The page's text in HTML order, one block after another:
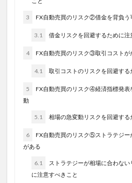
3 FX自動売買のリスク②借金を背負う
3.1 借金リスクを回避するために注
4 FX自動売買のリスク③取引コストが
4.1 取引コストのリスクを回避する
5
FX自動売買のリスク④経済指標発表
動
5.1 相場の急変動リスクを回避する
6
FX自動売買のリスク⑤ストラテジー
がある
6.1
ストラテジーが相場に合わな
に注意すべきこと